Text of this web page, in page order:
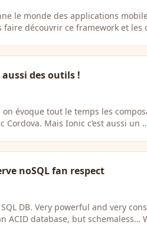
le monde des applications
faire découvrir ce framework et
des outils !
on évoque tout le temps les
Cordova. Mais Ionic c’est aussi un
noSQL fan respect
DB. Very powerful and very
ACID database, but schemaless…